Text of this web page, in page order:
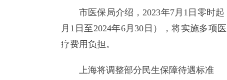
市医保局介绍，2023年7月1日零时
月1日至2024年6月30日），将实施多项
疗费用负担。
上海将调整部分民生保障待遇标准